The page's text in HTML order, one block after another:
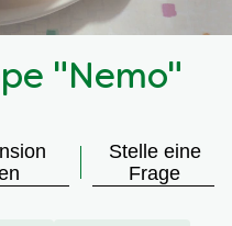
"Nemo"
Stelle eine
Frage